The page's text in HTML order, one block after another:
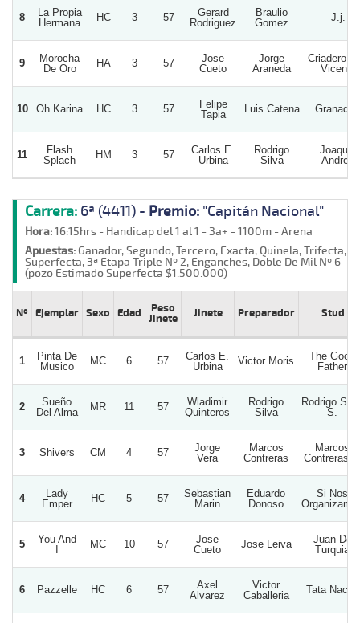
8
La Propia
Hermana
HC 3 57
Gerard
Rodriguez
Braulio
Gomez
J.j.
9
Morocha
De Oro
HA 3 57
Jose
Cueto
Jorge
Araneda
Criadero
Vicente
10 Oh Karina HC 3 57
Felipe
Tapia
Luis Catena
11
Flash
Splach
HM 3 57
Carlos E.
Urbina
Rodrigo
Silva
Joaquin
Andres
Carrera: 6ª (4411) - Premio: "Capitán Nacional"
Hora:16:15hrs - Handicap del 1 al 1 - 3a+ - 1100m - Arena
Apuestas:Ganador, Segundo, Tercero, Exacta, Quinela, Trifecta,
Superfecta, 3ª Etapa Triple Nº 2, Enganches, Doble De Mil Nº 6
(pozo Estimado Superfecta $1.500.000)
Nº Ejemplar Sexo Edad
Peso
Jinete
Jinete Preparador Stud
1
Pinta De
Musico
MC 6 57
Carlos E.
Urbina
Victor Moris
The Good
Father
2
Sueño
Del Alma
MR 11 57
Wladimir
Quinteros
Rodrigo
Silva
Rodrigo
S.
3 Shivers CM 4 57
Jorge
Vera
Marcos
Contreras
Marcos
Contreras L.
4
Lady
Emper
HC 5 57
Sebastian
Marin
Eduardo
Donoso
Si Nos
5
You And
MC 10 57
Jose
Cueto
Jose Leiva
Juan De
Turquia
6 Pazzelle HC 6 57
Axel
Alvarez
Victor
Caballeria
Tata Nacho